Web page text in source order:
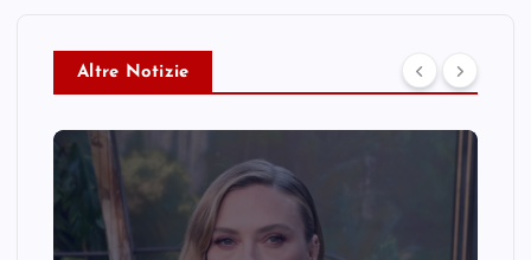
Altre Notizie